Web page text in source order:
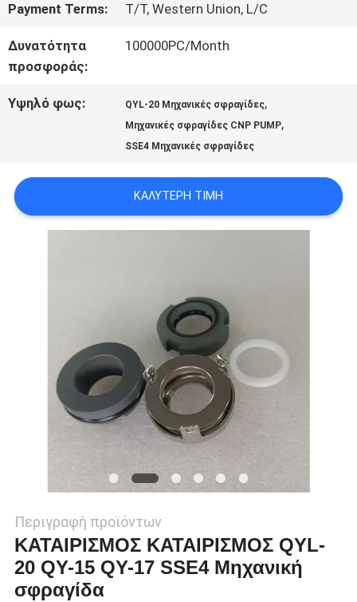
ΣΕ
ΕΠΑΦΉ
ΈΝΑ
PRIVACY
POLICY
Payment Terms: T/T, Western Union, L/C
Δυνατότητα
προσφοράς:
100000PC/Month
Υψηλό φως: QYL-20 Μηχανικές σφραγίδες,
Μηχανικές σφραγίδες CNP PUMP,
SSE4 Μηχανικές σφραγίδες
ΚΑΛΎΤΕΡΗ ΤΙΜΉ
Περιγραφή προϊόντων
ΚΑΤΑΙΡΙΣΜΟΣ ΚΑΤΑΙΡΙΣΜΟΣ QYL-
20 QY-15 QY-17 SSE4 Μηχανική
σφραγίδα